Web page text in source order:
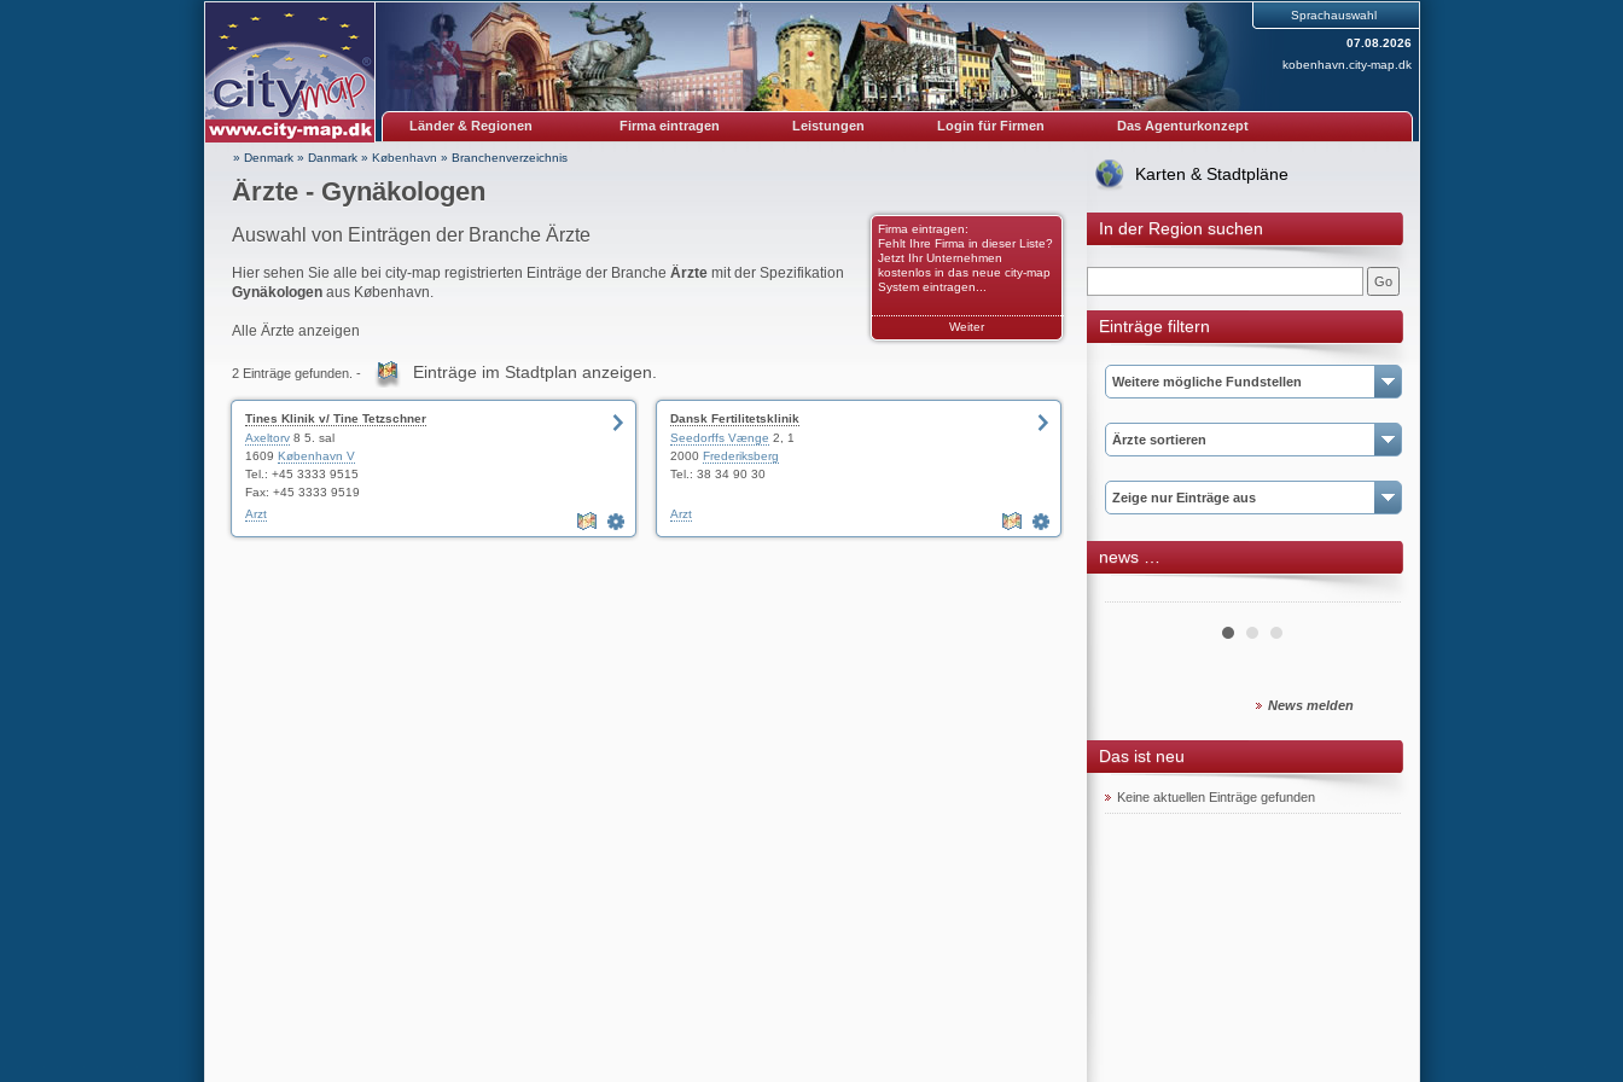
Sprachauswahl
07.08.2026
kobenhavn.city-map.dk
Länder & Regionen Firma eintragen Leistungen Login für Firmen Das Agenturkonzept
» Denmark» Danmark» København » Branchenverzeichnis
Ärzte - Gynäkologen
Auswahl von Einträgen der Branche Ärzte
Firma eintragen:
Fehlt Ihre Firma in dieser Liste?
Jetzt Ihr Unternehmen
kostenlos in das neue city-map
System eintragen...
Weiter
Hier sehen Sie alle bei city-map registrierten Einträge der Branche Ärztemit der Spezifikation
Gynäkologenaus København.
Alle Ärzte anzeigen
2 Einträge gefunden. - Einträge im Stadtplan anzeigen.
Tines Klinik v/ Tine Tetzschner
Axeltorv8 5. sal
1609 København V
Tel.: +45 3333 9515
Fax: +45 3333 9519
Arzt
Dansk Fertilitetsklinik
Seedorffs Vænge 2, 1
2000 Frederiksberg
Tel.: 38 34 90 30
Arzt
Karten & Stadtpläne
In der Region suchen
Einträge filtern
Weitere mögliche Fundstellen
Ärzte sortieren
Zeige nur Einträge aus
news …
News melden
Das ist neu
Keine aktuellen Einträge gefunden